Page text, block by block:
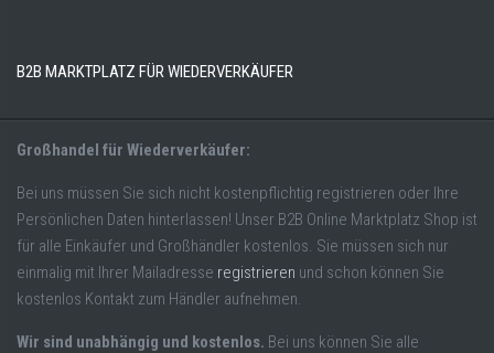
B2B MARKTPLATZ FÜR WIEDERVERKÄUFER
Großhandel für Wiederverkäufer:
Bei uns müssen Sie sich nicht kostenpflichtig registrieren oder Ihre
Persönlichen Daten hinterlassen! Unser B2B Online Marktplatz Shop ist
für alle Einkäufer und Großhändler kostenlos. Sie müssen sich nur
einmalig mit Ihrer Mailadresse registrieren und schon können Sie
kostenlos Kontakt zum Händler aufnehmen.
Wir sind unabhängig und kostenlos. Bei uns können Sie alle